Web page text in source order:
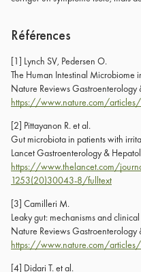
Références
[1] Lynch SV, Pedersen O.
The Human Intestinal Microbiome
Nature Reviews
https://www.nature.com/
[2] Pittayanon R. et al.
Gut microbiota in patients with
Lancet Gastroenterology &
https://www.thelancet.com/
1253(20)30043-8/fulltext
[3] Camilleri M.
Leaky gut: mechanisms and
Nature Reviews Gastroenterology
https://www.nature.com/articles/
[4] Didari T. et al.